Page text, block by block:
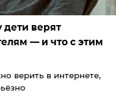
дети верят
— и что с этим
верить в интернете,